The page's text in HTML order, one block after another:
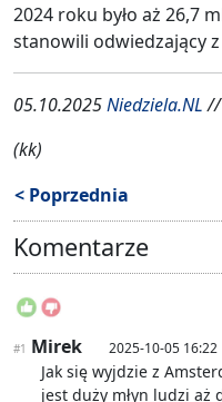
2024 roku było aż 26,7
stanowili odwiedzający
05.10.2025Niedziela.NL//
(kk)
< Poprzednia
Komentarze
#1 Mirek 2025-10-05 16:22
Jak się wyjdzie z
jest duży młyn ludzi aż